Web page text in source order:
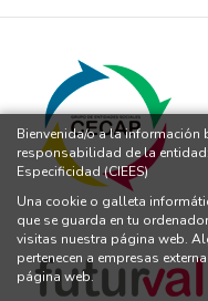
Bienvenida/o a la
responsabilidad de la
Especificidad (CIEES)
Una cookie o galleta
que se guarda en tu
visitas nuestra página web.
pertenecen a empresas
página web.